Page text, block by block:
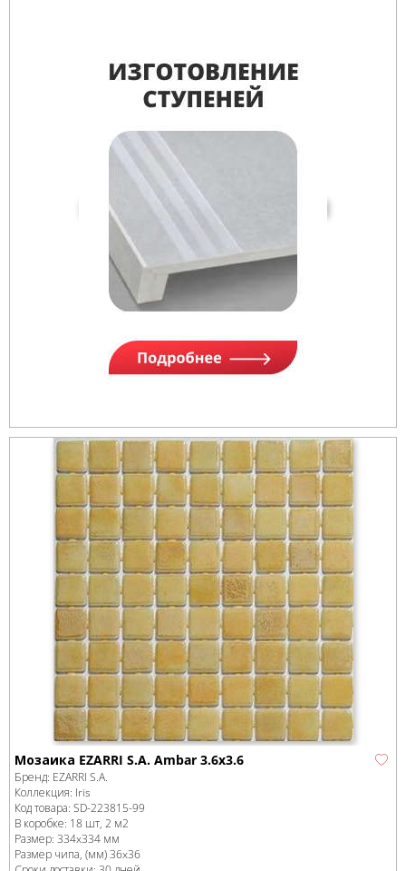
Мозаика EZARRI S.A. Ambar 3.6х3.6
Бренд: EZARRI S.A.
Коллекция: Iris
Код товара: SD-223815-99
В коробке: 18 шт, 2 м2
Размер: 334x334 мм
Размер чипа, (мм)36x36